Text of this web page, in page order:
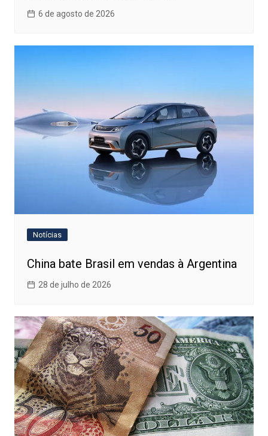
6 de agosto de 2026
Notícias
China bate Brasil em vendas à Argentina
28 de julho de 2026